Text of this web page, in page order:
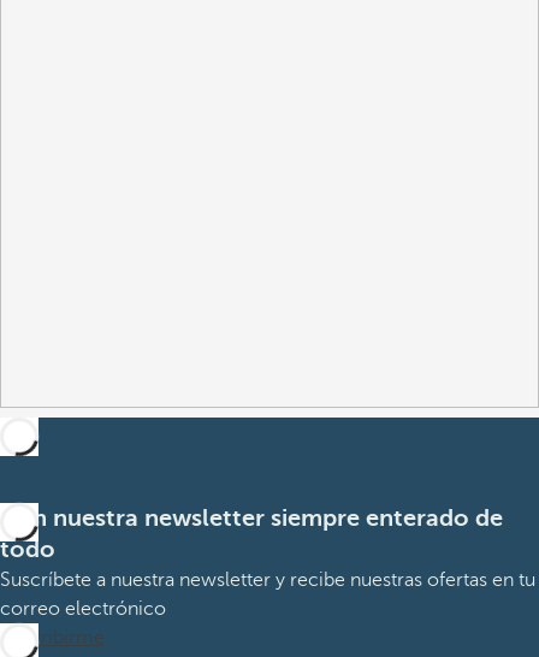
Con nuestra newsletter siempre enterado de
todo
Suscríbete a nuestra newsletter y recibe nuestras ofertas en tu
correo electrónico
Suscribirme